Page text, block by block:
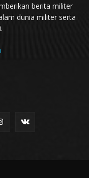
berita militer
dunia militer serta